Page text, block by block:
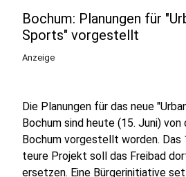
Bochum: Planungen für
Sports" vorgestellt
Anzeige
Die Planungen für das neue
Bochum sind heute (15. Juni)
Bochum vorgestellt worden. Das
teure Projekt soll das Freibad
ersetzen. Eine Bürgerinitiative